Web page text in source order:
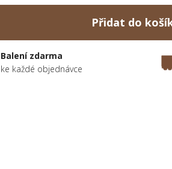
Přidat do
Balení zdarma
ke každé objednávce